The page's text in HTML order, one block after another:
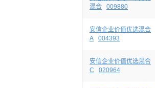
混合
009880
安信企业价值优选混合
A
004393
安信企业价值优选混合
C
020964